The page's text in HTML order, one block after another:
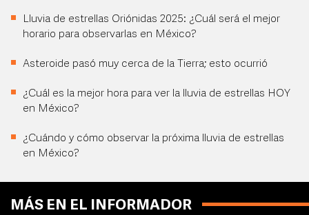
Lluvia de estrellas Oriónidas 2025: ¿Cuál será el mejor
horario para observarlas en México?
Asteroide pasó muy cerca de la Tierra; esto ocurrió
¿Cuál es la mejor hora para ver la lluvia de estrellas HOY
en México?
¿Cuándo y cómo observar la próxima lluvia de estrellas
en México?
MÁS EN EL INFORMADOR